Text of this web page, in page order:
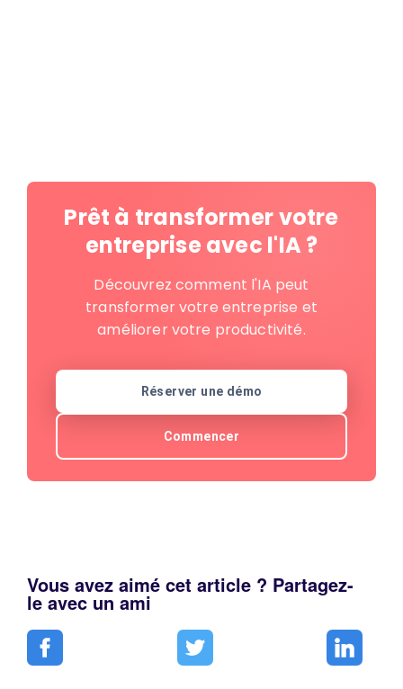
Prêt à transformer votre
entreprise avec l'IA ?
Découvrez comment l'IA peut
transformer votre entreprise et
améliorer votre productivité.
Réserver une démo
Commencer
Vous avez aimé cet article ? Partagez-
le avec un ami